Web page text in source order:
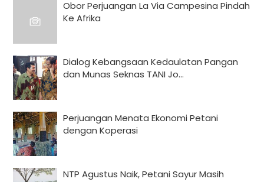
Obor Perjuangan La Via Campesina Pindah
Ke Afrika
Dialog Kebangsaan Kedaulatan Pangan
dan Munas Seknas TANI Jo...
Perjuangan Menata Ekonomi Petani
dengan Koperasi
NTP Agustus Naik, Petani Sayur Masih